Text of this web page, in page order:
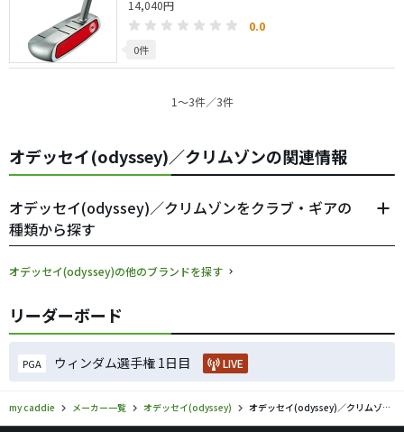
14,040円
0.0
0件
1〜3件／3件
オデッセイ(odyssey)／クリムゾンの関連情報
オデッセイ(odyssey)／クリムゾンをクラブ・ギアの
種類から探す
オデッセイ(odyssey)の他のブランドを探す
リーダーボード
PGA ウィンダム選手権 1日目 LIVE
my caddie メーカー一覧 オデッセイ(odyssey) オデッセイ(odyssey)／クリムゾンのゴルフギアの口コミ評価